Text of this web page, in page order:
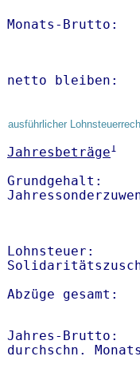
Monats-
netto
ausführlicher
Jahresbeträge1
Grundgehalt:
Lohnsteuer:
Abzüge
Jahres-